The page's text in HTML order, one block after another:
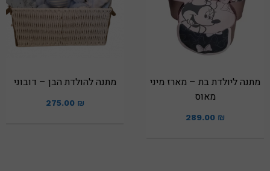
מתנה ליולדת בת – מארז מיני
מאוס
289.00 ₪
מתנה להולדת הבן – דובוני
275.00 ₪